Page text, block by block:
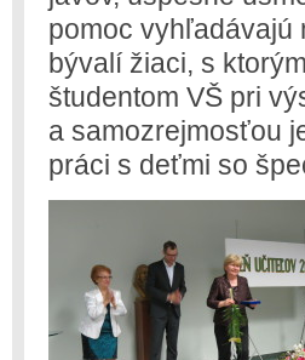
pomoc vyhľadávajú
bývalí žiaci, s
študentom VŠ pri
a samozrejmosťou
práci s deťmi so